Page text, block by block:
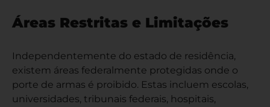
Áreas Restritas e Limitações
Independentemente do estado de residência,
existem áreas federalmente protegidas onde o
porte de armas é proibido. Estas incluem escolas,
universidades, tribunais federais, hospitais,